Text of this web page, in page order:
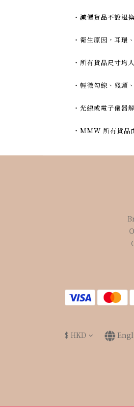
・減價貨品不設退換
・衛生原因，耳環
・所有貨品尺寸均
・輕微勾線、綫頭
・光線或電子儀器
・MMW 所有貨
$ HKD